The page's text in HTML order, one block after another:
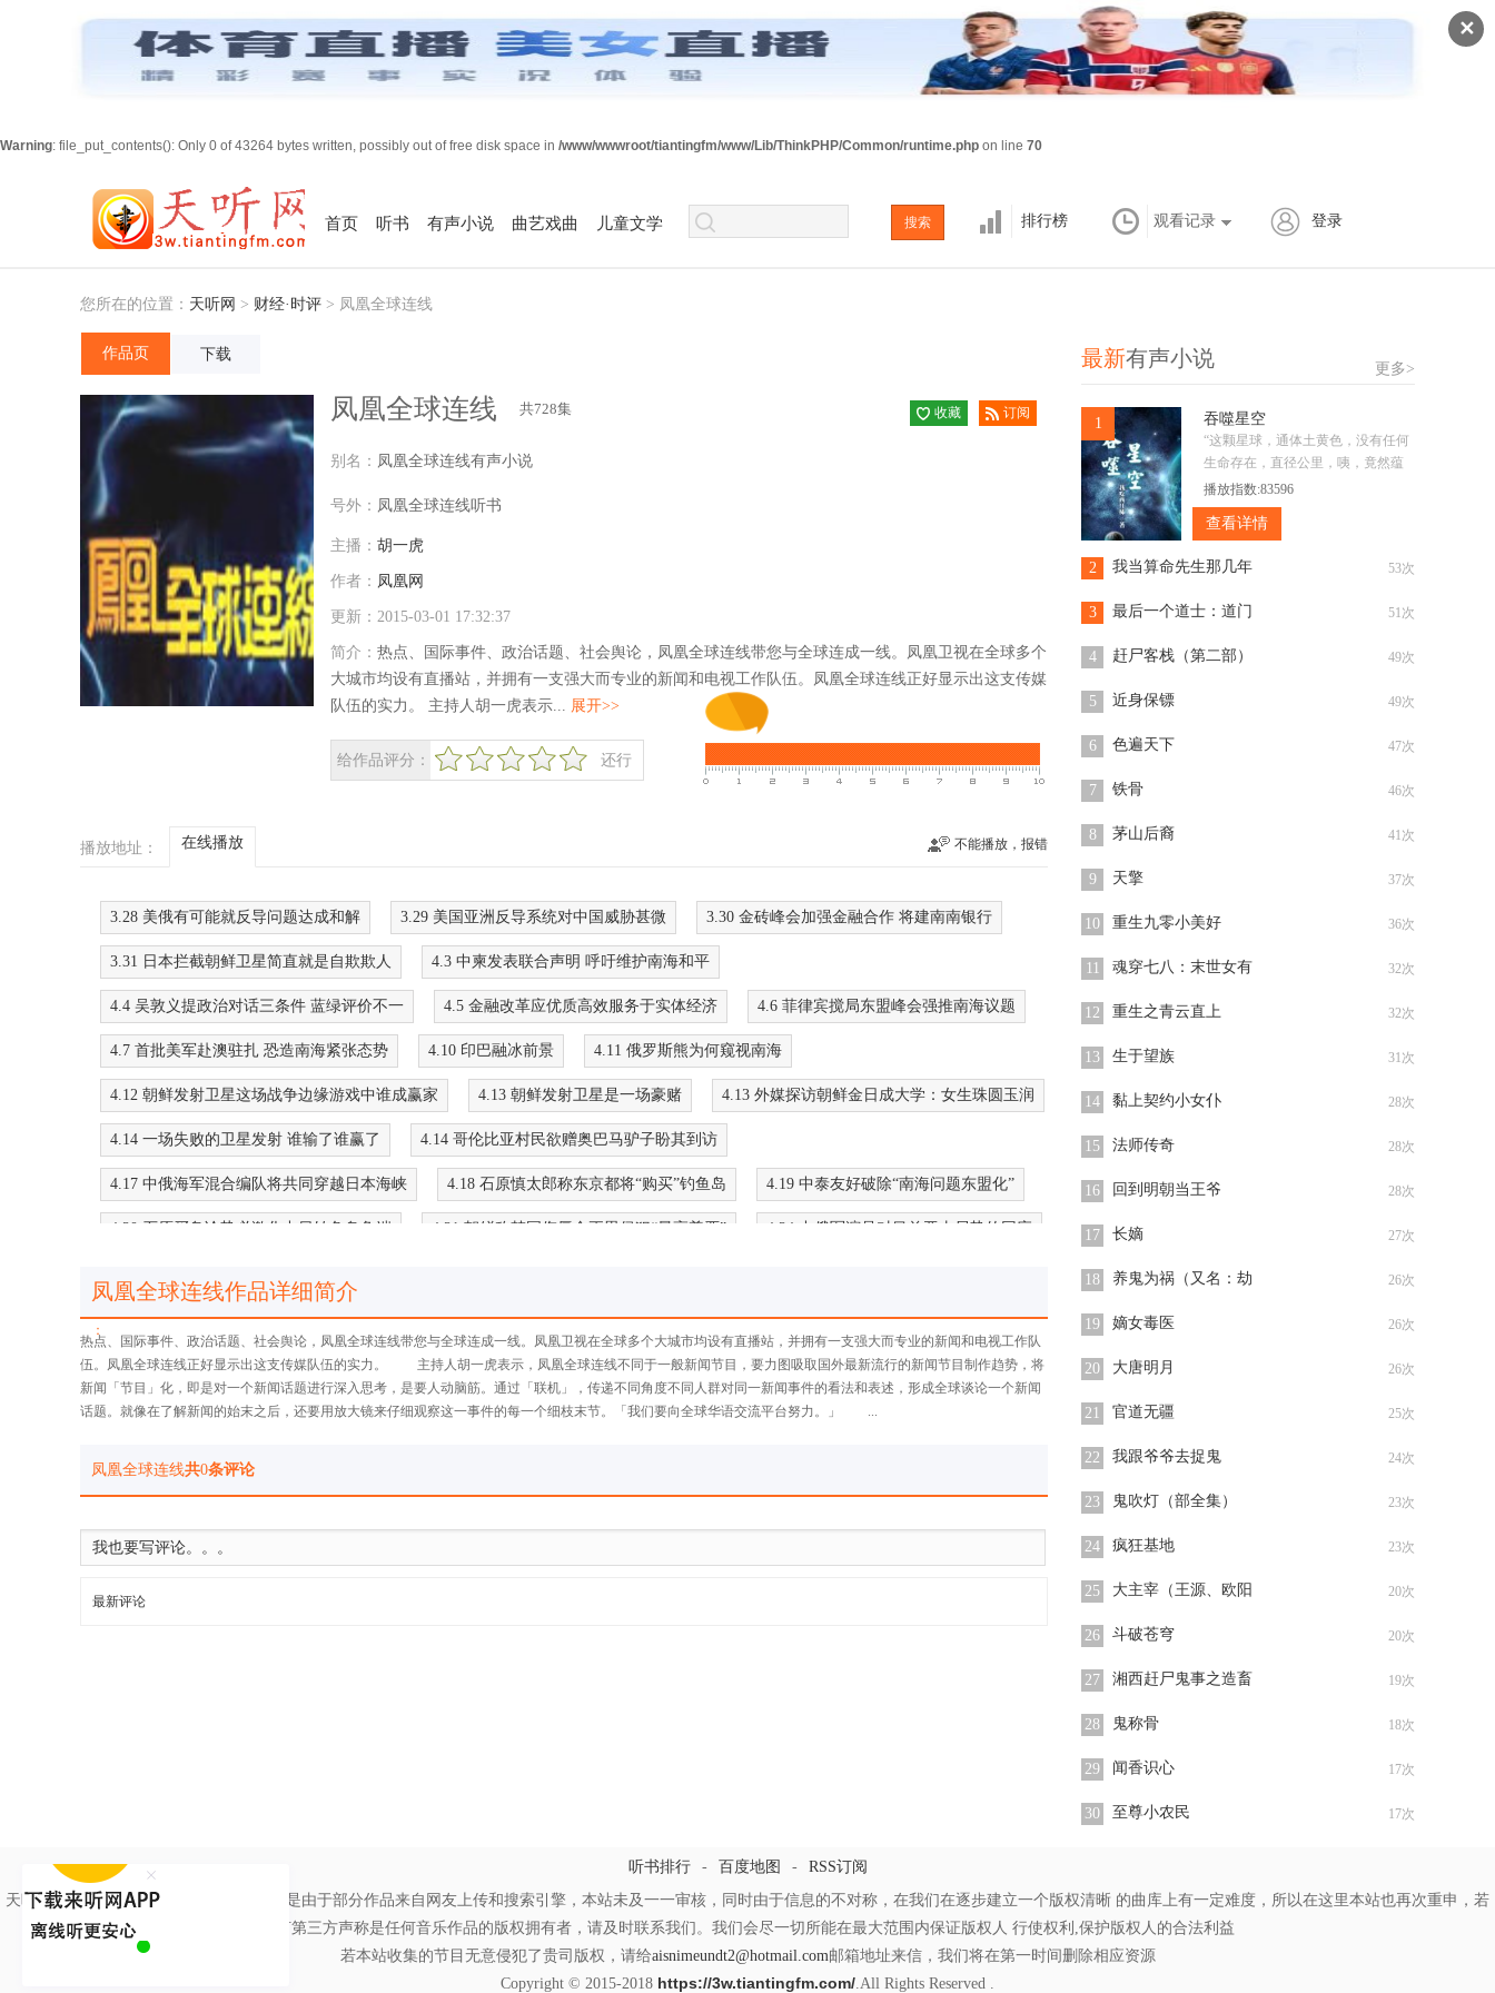
✕
Warning: file_put_contents(): Only 0 of 43264 bytes written, possibly out of free disk space in /www/wwwroot/tiantingfm/www/Lib/ThinkPHP/Common/runtime.php on line 70
首页 听书 有声小说 曲艺戏曲 儿童文学 排行榜 观看记录 登录
您所在的位置： 天听网 > 财经·时评 > 凤凰全球连线
作品页 下载
凤凰全球连线 共728集
收藏
订阅
别名： 凤凰全球连线有声小说
号外： 凤凰全球连线听书
主播： 胡一虎
作者： 凤凰网
更新：2015-03-01 17:32:37
简介： 热点、国际事件、政治话题、社会舆论，凤凰全球连线带您与全球连成一线。凤凰卫视在全球多个
大城市均设有直播站，并拥有一支强大而专业的新闻和电视工作队伍。凤凰全球连线正好显示出这支传媒
队伍的实力。 主持人胡一虎表示... 展开>>
给作品评分：
很差较差 还行 推荐力荐 还行
播放地址： 在线播放 不能播放，报错
3.28 美俄有可能就反导问题达成和解 3.29 美国亚洲反导系统对中国威胁甚微 3.30 金砖峰会加强金融合作 将建南南银行
3.31 日本拦截朝鲜卫星简直就是自欺欺人 4.3 中柬发表联合声明 呼吁维护南海和平
4.4 吴敦义提政治对话三条件 蓝绿评价不一 4.5 金融改革应优质高效服务于实体经济 4.6 菲律宾搅局东盟峰会强推南海议题
4.7 首批美军赴澳驻扎 恐造南海紧张态势 4.10 印巴融冰前景 4.11 俄罗斯熊为何窥视南海
4.12 朝鲜发射卫星这场战争边缘游戏中谁成赢家 4.13 朝鲜发射卫星是一场豪赌 4.13 外媒探访朝鲜金日成大学：女生珠圆玉润
4.14 一场失败的卫星发射 谁输了谁赢了 4.14 哥伦比亚村民欲赠奥巴马驴子盼其到访
4.17 中俄海军混合编队将共同穿越日本海峡 4.18 石原慎太郎称东京都将“购买”钓鱼岛 4.19 中泰友好破除“南海问题东盟化”
4.20 石原买岛论势必激化中日钓鱼岛争端 4.21 朝鲜称韩国侮辱金正恩侵犯“最高尊严” 4.24 中俄军演是对目前亚太局势的回应
4.27 中俄海上军演展现刻意低调中的高调 4.27 九千驻日美军将搬迁 冲绳表示欣赏
5.1 伊朗称对与IAEA巴格达核谈判结果表示乐观 5.3 奥巴马突访阿富汗承诺结束战争 5.4 中美结义 如何探索大国关系新路径
5.5 梁光烈访美显示中国持积极态度 5.8 普京再掌克里姆林宫6年 5.9 中国长期未实际占领南海岛屿授人以柄
5.15 中日韩自贸区若成功可媲美北美欧盟 5.16 南海进入休渔期 渔民将不去黄岩岛 5.17 日媒诬称崔天凯见经团联是“谢罪”
5.18 朝鲜扣留中国渔船 劫持者索要270万赎金
6.22 穆巴拉克深陷昏迷 埃及政局恐更混乱 6.23 中国设立三沙市应对南海争端 6.26 中国将同不丹建交消息引印度担忧
6.27 宋中平：日本故意刺激中国采取强硬措施 6.28 越南官方高调抗议中海油南海开发计划
6.30 香港回归15周年 未来值得期待 7.3 马英九亲信林益世涉贪被声押
凤凰全球连线作品详细简介
：
热点、国际事件、政治话题、社会舆论，凤凰全球连线带您与全球连成一线。凤凰卫视在全球多个大城市均设有直播站，并拥有一支强大而专业的新闻和电视工作队
伍。凤凰全球连线正好显示出这支传媒队伍的实力。 主持人胡一虎表示，凤凰全球连线不同于一般新闻节目，要力图吸取国外最新流行的新闻节目制作趋势，将
新闻「节目」化，即是对一个新闻话题进行深入思考，是要人动脑筋。通过「联机」，传递不同角度不同人群对同一新闻事件的看法和表述，形成全球谈论一个新闻
话题。就像在了解新闻的始末之后，还要用放大镜来仔细观察这一事件的每一个细枝末节。「我们要向全球华语交流平台努力。」 ...
凤凰全球连线共0条评论
最新评论
最新有声小说 更多>
1 吞噬星空
“这颗星球，通体土黄色，没有任何
生命存在，直径公里，咦，竟然蕴
含‘星泪金’矿脉，真是天助我也，将
这颗星球吞噬掉后，我的实力应该
能恢复到受伤前的。”脸色苍白的罗
看远处的一颗
播放指数:83596
查看详情
2 53次
我当算命先生那几年
3 51次
最后一个道士：道门
4 49次
赶尸客栈（第二部）
5 49次
近身保镖
6 47次
色遍天下
7 46次
铁骨
8 41次
茅山后裔
9 37次
天擎
10 36次
重生九零小美好
11 32次
魂穿七八：末世女有
12 32次
重生之青云直上
13 31次
生于望族
14 28次
黏上契约小女仆
15 28次
法师传奇
16 28次
回到明朝当王爷
17 27次
长嫡
18 26次
养鬼为祸（又名：劫
19 26次
嫡女毒医
20 26次
大唐明月
21 25次
官道无疆
22 24次
我跟爷爷去捉鬼
23 23次
鬼吹灯（部全集）
24 23次
疯狂基地
25 20次
大主宰（王源、欧阳
26 20次
斗破苍穹
27 19次
湘西赶尸鬼事之造畜
28 18次
鬼称骨
29 17次
闻香识心
30 17次
至尊小农民
听书排行 - 百度地图 -
RSS订阅
天听网绝大多数作品拥有权利人授权。但是由于部分作品来自网友上传和搜索引擎，本站未及一一审核，同时由于信息的不对称，在我们在逐步建立一个版权清晰 的曲库上有一定难度，所以在这里本站也再次重申，若
任何第三方声称是任何音乐作品的版权拥有者，请及时联系我们。我们会尽一切所能在最大范围内保证版权人 行使权利,保护版权人的合法利益
若本站收集的节目无意侵犯了贵司版权，请给aisnimeundt2@hotmail.com邮箱地址来信，我们将在第一时间删除相应资源
Copyright © 2015-2018 https://3w.tiantingfm.com/.All Rights Reserved .